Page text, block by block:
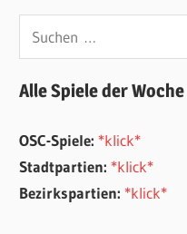
Alle Spiele der
OSC-Spiele: *klick*
Stadtpartien: *klick*
Bezirkspartien: *klick*